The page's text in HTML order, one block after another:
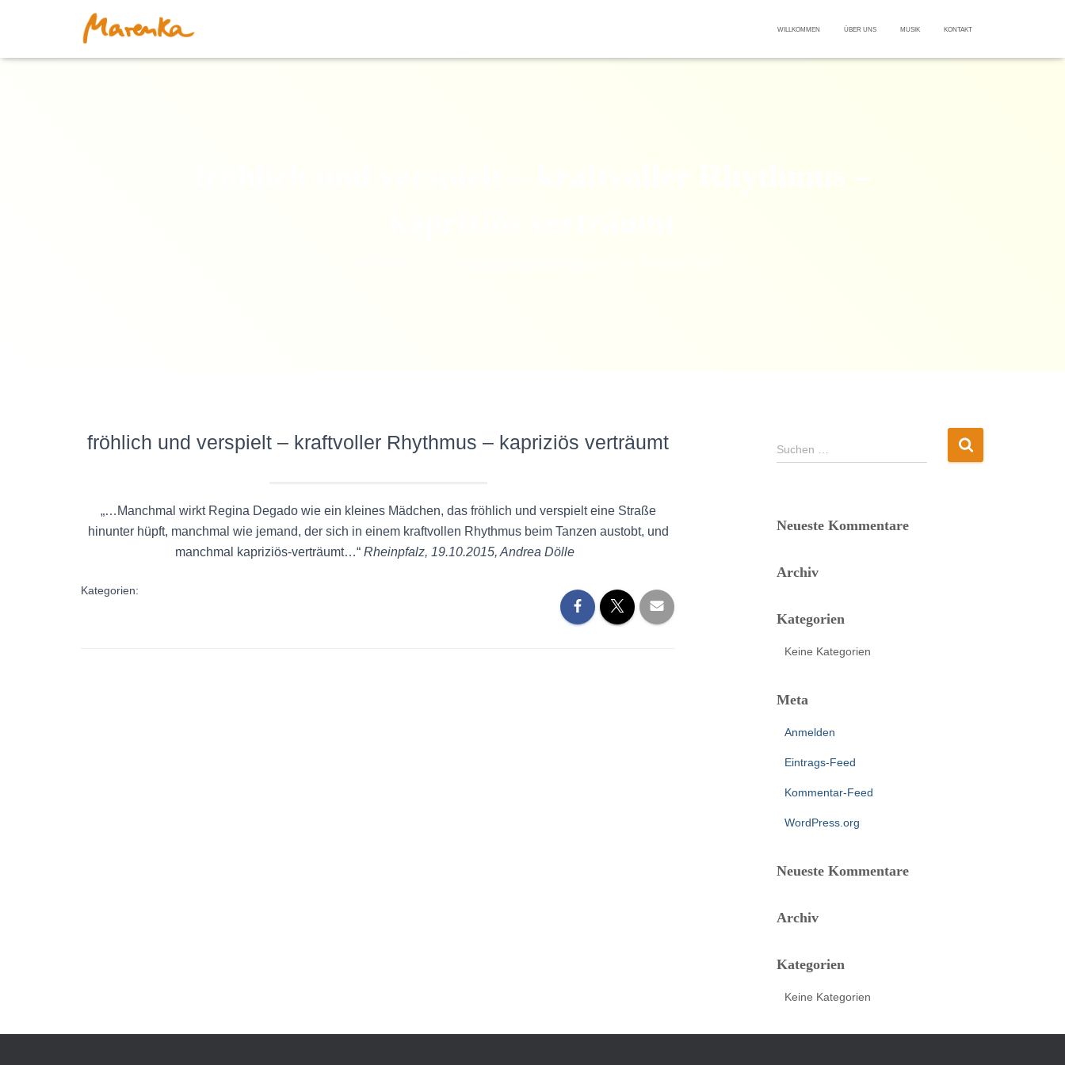
WILLKOMMEN ÜBER UNS MUSIK KONTAKT
fröhlich und verspielt – kraftvoller Rhythmus – kapriziös verträumt
„…Manchmal wirkt Regina Degado wie ein kleines Mädchen, das fröhlich und verspielt eine Straße
hinunter hüpft, manchmal wie jemand, der sich in einem kraftvollen Rhythmus beim Tanzen austobt, und
manchmal kapriziös-verträumt…“ Rheinpfalz, 19.10.2015, Andrea Dölle
Kategorien:
S
u
n
a
:
Suchen …
Neueste Kommentare
Archiv
Kategorien
Keine Kategorien
Meta
Anmelden
Eintrags-Feed
Kommentar-Feed
WordPress.org
Neueste Kommentare
Archiv
Kategorien
Keine Kategorien